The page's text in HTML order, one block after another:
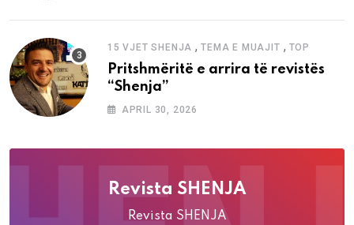
15 VJET SHENJA ,TEMA E MUAJIT , TOP
Pritshmëritë e arrira të revistës
“Shenja”
APRIL 30, 2026
Revista SHENJA
Revista SHENJA